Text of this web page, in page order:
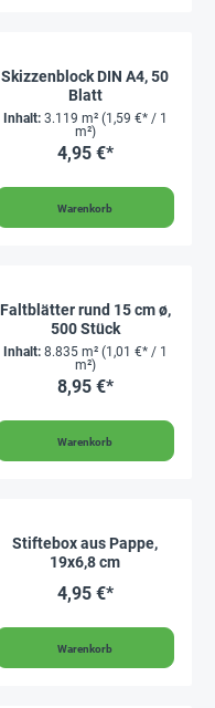
Skizzenblock DIN A4, 50
Blatt
Inhalt: 3.119 m² (1,59 €* / 1
m²)
4,95 €*
Warenkorb
Faltblätter rund 15 cm ø,
500 Stück
Inhalt: 8.835 m² (1,01 €* / 1
m²)
8,95 €*
Warenkorb
Stiftebox aus Pappe,
19x6,8 cm
4,95 €*
Warenkorb